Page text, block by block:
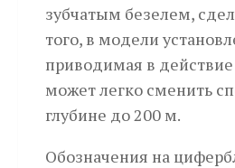
зубчатым безе­­лем,
того, в модели
приводимая в
может легко сменить
глубине до 200 м.
Обозначения на